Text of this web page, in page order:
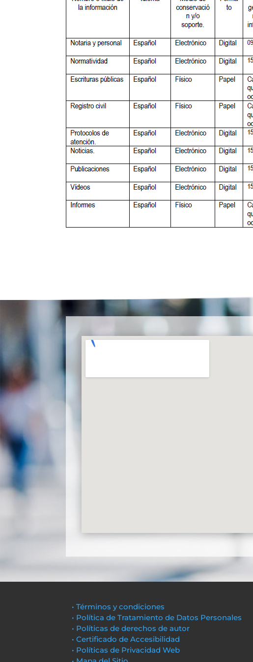
• Términos y condiciones
• Política de Tratamiento de Datos Personales
• Políticas de derechos de autor
• Certificado de Accesibilidad
• Políticas de Privacidad Web